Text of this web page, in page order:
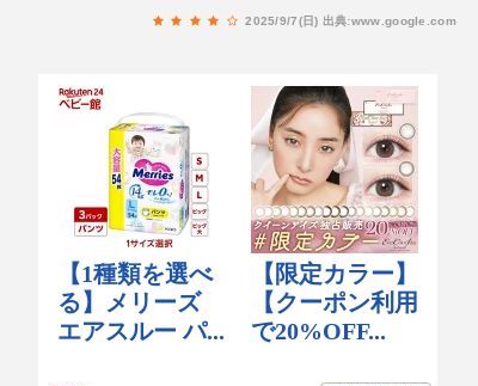
2025/9/7(日) 出典:www.google.com